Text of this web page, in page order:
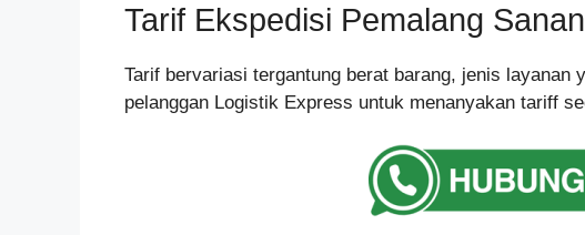
Tarif Ekspedisi Pemalang
Tarif bervariasi tergantung berat barang, jenis layanan
pelanggan Logistik Express untuk menanyakan tariff